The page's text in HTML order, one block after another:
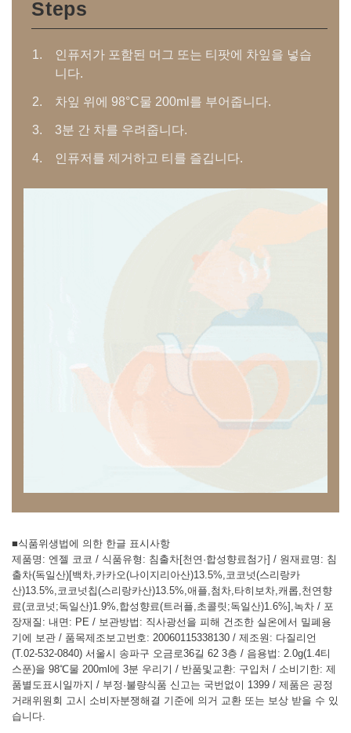
Steps
인퓨저가 포함된 머그 또는 티팟에 차잎을 넣습
니다.
차잎 위에 98°C물 200ml를 부어줍니다.
3분 간 차를 우려줍니다.
인퓨저를 제거하고 티를 즐깁니다.
■식품위생법에 의한 한글 표시사항
제품명: 엔젤 코코 / 식품유형: 침출차[천연·합성향료첨가] / 원재료명: 침
출차(독일산)[백차,카카오(나이지리아산)13.5%,코코넛(스리랑카
산)13.5%,코코넛칩(스리랑카산)13.5%,애플,첨차,타히보차,캐롭,천연향
료(코코넛;독일산)1.9%,합성향료(트러플,초콜릿;독일산)1.6%],녹차 / 포
장재질: 내면: PE / 보관방법: 직사광선을 피해 건조한 실온에서 밀폐용
기에 보관 / 품목제조보고번호: 20060115338130 / 제조원: 다질리언
(T.02-532-0840) 서울시 송파구 오금로36길 62 3층 / 음용법: 2.0g(1.4티
스푼)을 98℃물 200ml에 3분 우리기 / 반품및교환: 구입처 / 소비기한: 제
품별도표시일까지 / 부정·불량식품 신고는 국번없이 1399 / 제품은 공정
거래위원회 고시 소비자분쟁해결 기준에 의거 교환 또는 보상 받을 수 있
습니다.